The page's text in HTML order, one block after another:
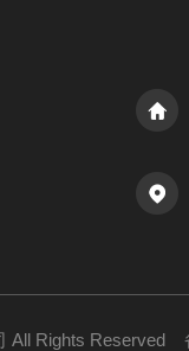
All Rights Reserved